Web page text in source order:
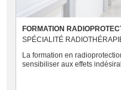
FORMATION
SPÉCIALITÉ
La formation en
sensibiliser aux effets